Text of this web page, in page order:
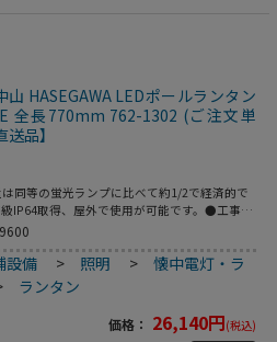
山 HASEGAWA LEDポールランタン
全長770mm 762-1302 (ご注文単
品】
同等の蛍光ランプに比べて約1/2で経済的で
IP64取得、屋外で使用が可能です。●工事現
提としたタフネス設計です。●長期使用を前
1000●コード長さ(m)：0.9●電源(V)：100～
(W)：7.2●全長(mm)：770●本体寸法(mm)
寸法(mm)奥行：65●本体寸法(mm)高さ：
電力料金：0.19円/h●スイッチ：無し●明る
全長(m)：770●プラグ：125V15A2PE●防水等
設備 > 照明 >懐中電灯・ラ
ランタン
価格： 26,140円(税込)